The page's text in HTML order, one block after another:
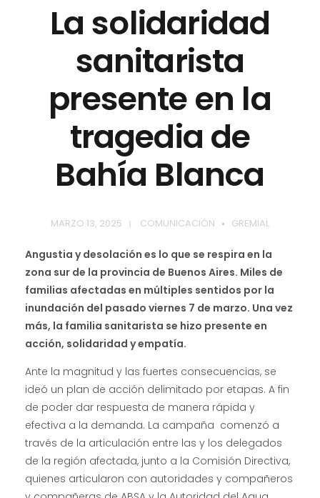
La solidaridad
sanitarista
presente en la
tragedia de
Bahía Blanca
MARZO 13, 2025 COMUNICACIÓN GREMIAL
Angustia y desolación es lo que se respira en la
zona sur de la provincia de Buenos Aires. Miles de
familias afectadas en múltiples sentidos por la
inundación del pasado viernes 7 de marzo. Una vez
más, la familia sanitarista se hizo presente en
acción, solidaridad y empatía.
Ante la magnitud y las fuertes consecuencias, se
ideó un plan de acción delimitado por etapas. A fin
de poder dar respuesta de manera rápida y
efectiva a la demanda. La campaña comenzó a
través de la articulación entre las y los delegados
de la región afectada, junto a la Comisión Directiva,
quienes articularon con autoridades y compañeros